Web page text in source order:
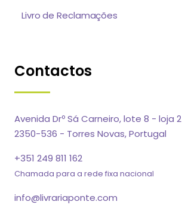
Livro de Reclamações
Contactos
Avenida Drº Sá Carneiro, lote 8 - loja 2
2350-536 - Torres Novas, Portugal
+351 249 811 162
Chamada para a rede fixa nacional
info@livrariaponte.com